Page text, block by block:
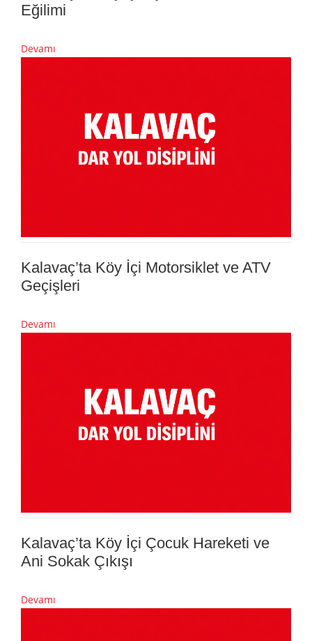
Eğilimi
Devamı
Kalavaç’ta Köy İçi Motorsiklet ve ATV
Geçişleri
Devamı
Kalavaç’ta Köy İçi Çocuk Hareketi ve
Ani Sokak Çıkışı
Devamı